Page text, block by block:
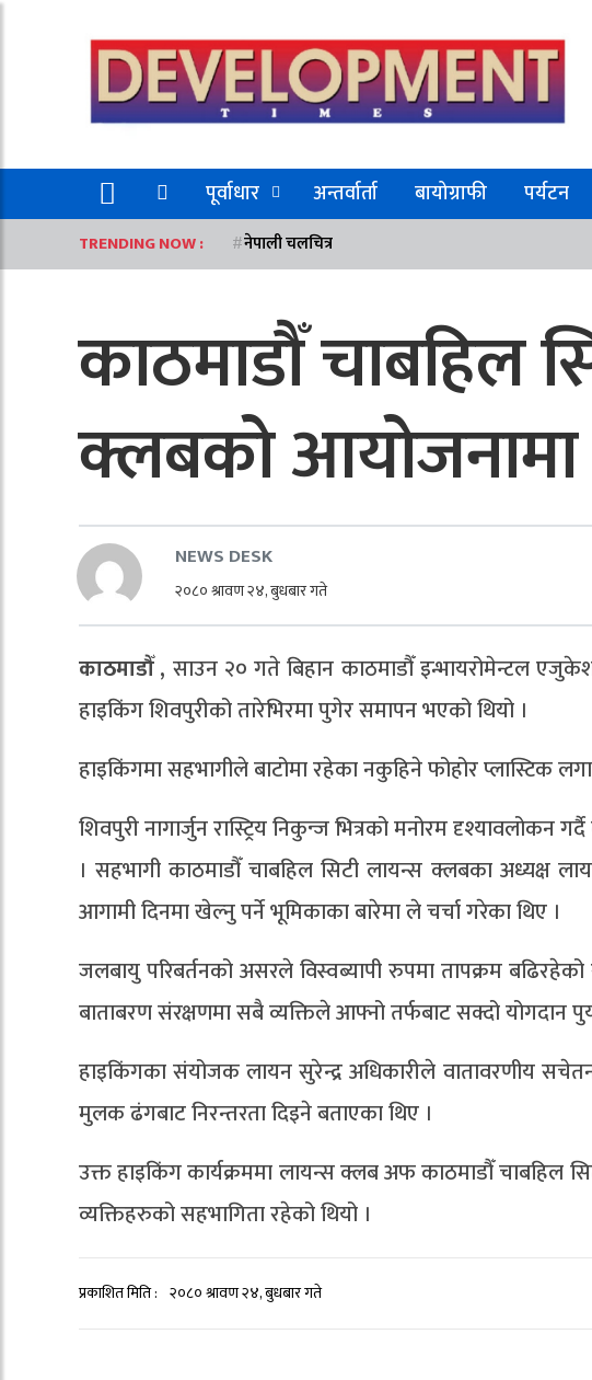
पूर्वाधार अन्तर्वार्ता बायोग्राफी पर्यटन
TRENDING NOW : नेपाली चलचित्र
काठमाडौँ चाबहिल
क्लबको आयोजनामा
NEWS DESK
२०८० श्रावण २४, बुधबार गते
काठमाडौँ , साउन २० गते बिहान काठमाडौँ इन्भायरोमेन्टल
हाइकिंग शिवपुरीको तारेभिरमा पुगेर समापन भएको थियो ।
हाइकिंगमा सहभागीले बाटोमा रहेका नकुहिने फोहोर प्लास्टिक
शिवपुरी नागार्जुन रास्ट्रिय निकुन्ज भित्रको मनोरम
। सहभागी काठमाडौँ चाबहिल सिटी लायन्स क्लबका अध्यक्ष
आगामी दिनमा खेल्नु पर्ने भूमिकाका बारेमा ले चर्चा गरेका थिए ।
जलबायु परिबर्तनको असरले विस्वब्यापी रुपमा तापक्रम
बाताबरण संरक्षणमा सबै व्यक्तिले आफ्नो तर्फबाट सक्दो योगदान
हाइकिंगका संयोजक लायन सुरेन्द्र अधिकारीले वातावरणीय
मुलक ढंगबाट निरन्तरता दिइने बताएका थिए ।
उक्त हाइकिंग कार्यक्रममा लायन्स क्लब अफ काठमाडौँ
व्यक्तिहरुको सहभागिता रहेको थियो ।
प्रकाशित मिति : २०८० श्रावण २४, बुधबार गते